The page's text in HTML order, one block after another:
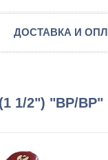
ДОСТАВКА И
1/2") "ВР/ВР"